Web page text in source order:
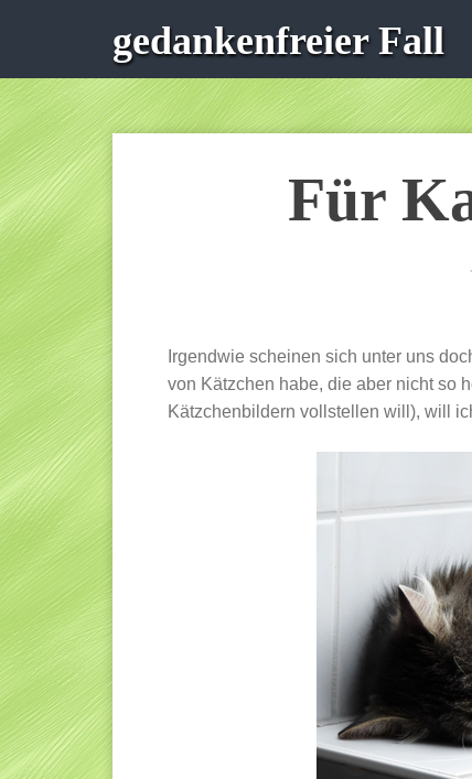
gedankenfreier Fall
Für
Irgendwie scheinen sich unter uns
von Kätzchen habe, die aber nicht so
Kätzchenbildern vollstellen will), will